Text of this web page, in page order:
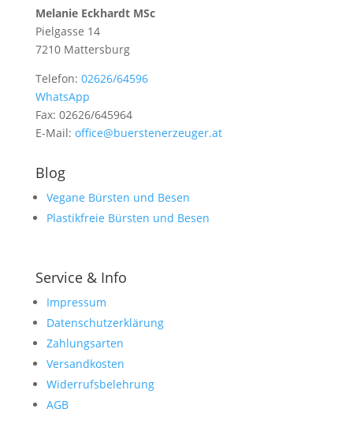
Melanie Eckhardt MSc
Pielgasse 14
7210 Mattersburg
Telefon: 02626/64596
WhatsApp
Fax: 02626/645964
E-Mail: office@buerstenerzeuger.at
Blog
Vegane Bürsten und Besen
Plastikfreie Bürsten und Besen
Service & Info
Impressum
Datenschutzerklärung
Zahlungsarten
Versandkosten
Widerrufsbelehrung
AGB